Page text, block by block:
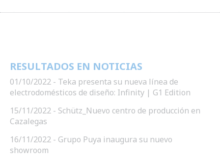
RESULTADOS EN NOTICIAS
01/10/2022 - Teka presenta su nueva línea de
electrodomésticos de diseño: Infinity | G1 Edition
15/11/2022 - Schütz_Nuevo centro de producción en
Cazalegas
16/11/2022 - Grupo Puya inaugura su nuevo
showroom